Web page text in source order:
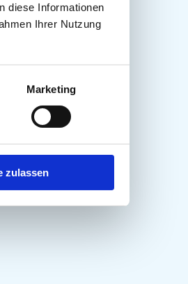
diese Informationen
Ihrer Nutzung
Marketing
zulassen